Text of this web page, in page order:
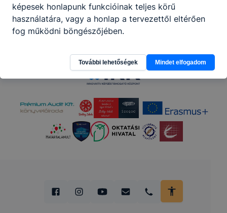
Partnereink
képesek honlapunk funkcióinak teljes körű
használatára, vagy a honlap a tervezettől eltérően
fog működni böngészőjében.
További lehetőségek Mindet elfogadom